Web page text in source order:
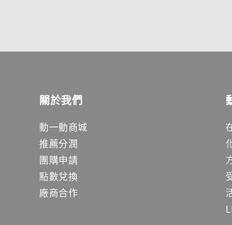
關於我們
動一動商城
推薦分潤
團購申請
點數兌換
廠商合作